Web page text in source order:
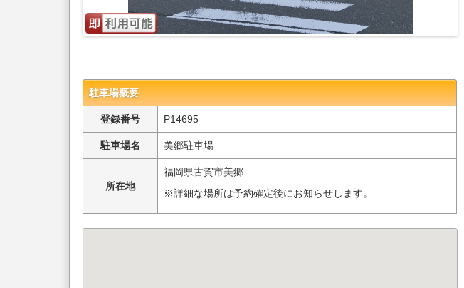
駐車場概要
登録番号 P14695
駐車場名 美郷駐車場
所在地
福岡県古賀市美郷
※詳細な場所は予約確定後にお知らせします。